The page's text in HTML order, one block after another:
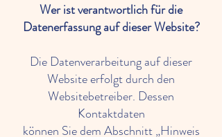
Wer ist verantwortlich für die
Datenerfassung auf dieser Website?
Die Datenverarbeitung auf dieser
Website erfolgt durch den
Websitebetreiber. Dessen
Kontaktdaten
können Sie dem Abschnitt „Hinweis